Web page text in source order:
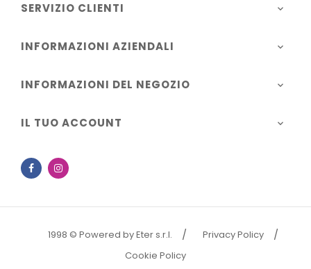
SERVIZIO CLIENTI 
INFORMAZIONI AZIENDALI 
INFORMAZIONI DEL NEGOZIO 
IL TUO ACCOUNT 
Facebook
1998 © Powered by Eter s.r.l.
Privacy Policy
Cookie Policy